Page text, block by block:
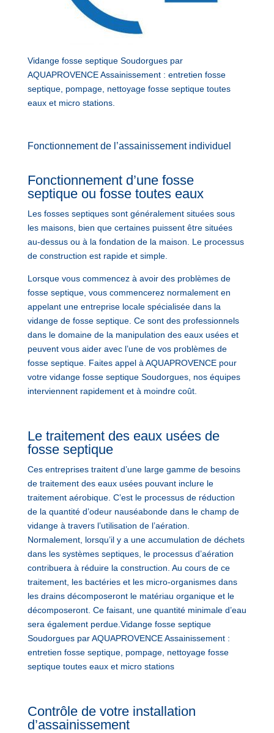
Vidange fosse septique Soudorgues par
AQUAPROVENCE Assainissement : entretien fosse
septique, pompage, nettoyage fosse septique toutes
eaux et micro stations.
Fonctionnement de l’assainissement individuel
Fonctionnement d’une fosse
septique ou fosse toutes eaux
Les fosses septiques sont généralement situées sous
les maisons, bien que certaines puissent être situées
au-dessus ou à la fondation de la maison. Le processus
de construction est rapide et simple.
Lorsque vous commencez à avoir des problèmes de
fosse septique, vous commencerez normalement en
appelant une entreprise locale spécialisée dans la
vidange de fosse septique. Ce sont des professionnels
dans le domaine de la manipulation des eaux usées et
peuvent vous aider avec l’une de vos problèmes de
fosse septique. Faites appel à AQUAPROVENCE pour
votre vidange fosse septique Soudorgues, nos équipes
interviennent rapidement et à moindre coût.
Le traitement des eaux usées de
fosse septique
Ces entreprises traitent d’une large gamme de besoins
de traitement des eaux usées pouvant inclure le
traitement aérobique. C’est le processus de réduction
de la quantité d’odeur nauséabonde dans le champ de
vidange à travers l’utilisation de l’aération.
Normalement, lorsqu’il y a une accumulation de déchets
dans les systèmes septiques, le processus d’aération
contribuera à réduire la construction. Au cours de ce
traitement, les bactéries et les micro-organismes dans
les drains décomposeront le matériau organique et le
décomposeront. Ce faisant, une quantité minimale d’eau
sera également perdue.Vidange fosse septique
Soudorgues par AQUAPROVENCE Assainissement :
entretien fosse septique, pompage, nettoyage fosse
septique toutes eaux et micro stations
Contrôle de votre installation
d’assainissement